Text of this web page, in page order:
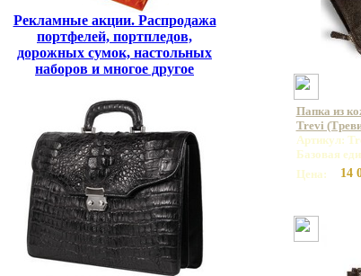
Рекламные акции. Распродажа
портфелей, портпледов,
дорожных сумок, настольных
наборов и многое другое
Папка из
Trevi
Артикул:
Базовая
Цена:
14